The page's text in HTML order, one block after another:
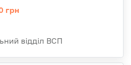
грн
відділ ВСП